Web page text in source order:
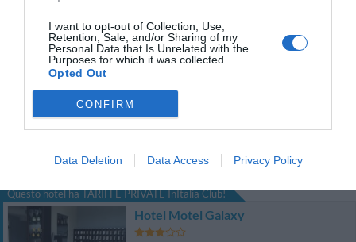
I want to opt-out of Collection, Use,
Retention, Sale, and/or Sharing of my
Personal Data that Is Unrelated with the
Purposes for which it was collected.
Opted Out
CONFIRM
Data Deletion Data Access Privacy Policy
Eccellente 9.2
TARIFFE
13.72 km
TARIFFE
Questo hotel ha TARIFFE PRIVATE InItalia Club!
Hotel Motel Galaxy